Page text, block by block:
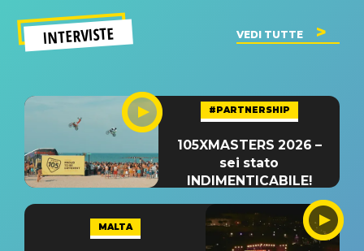
INTERVISTE VEDI TUTTE
#PARTNERSHIP
105XMASTERS 2026 –
sei stato
INDIMENTICABILE!
MALTA